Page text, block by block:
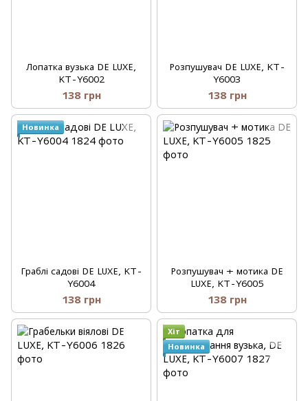
Лопатка вузька DE LUXE,
KT-Y6002
138 грн
Розпушувач DE LUXE, KT-
Y6003
138 грн
Новинка
Граблі садові DE LUXE, KT-
Y6004
138 грн
Розпушувач + мотика DE
LUXE, KT-Y6005
138 грн
Хіт
Новинка